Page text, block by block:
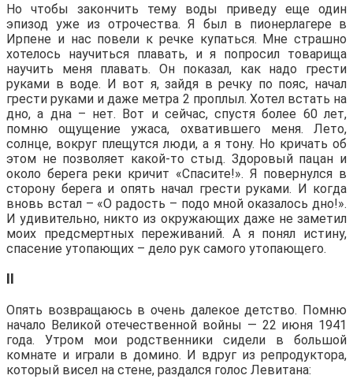
Но чтобы закончить тему воды приведу еще один
эпизод уже из отрочества. Я был в пионерлагере в
Ирпене и нас повели к речке купаться. Мне страшно
хотелось научиться плавать, и я попросил товарища
научить меня плавать. Он показал, как надо грести
руками в воде. И вот я, зайдя в речку по пояс, начал
грести руками и даже метра 2 проплыл. Хотел встать на
дно, а дна – нет. Вот и сейчас, спустя более 60 лет,
помню ощущение ужаса, охватившего меня. Лето,
солнце, вокруг плещутся люди, а я тону. Но кричать об
этом не позволяет какой-то стыд. Здоровый пацан и
около берега реки кричит «Спасите!». Я повернулся в
сторону берега и опять начал грести руками. И когда
вновь встал – «О радость – подо мной оказалось дно!».
И удивительно, никто из окружающих даже не заметил
моих предсмертных переживаний. А я понял истину,
спасение утопающих – дело рук самого утопающего.
II
Опять возвращаюсь в очень далекое детство. Помню
начало Великой отечественной войны — 22 июня 1941
года. Утром мои родственники сидели в большой
комнате и играли в домино. И вдруг из репродуктора,
который висел на стене, раздался голос Левитана: